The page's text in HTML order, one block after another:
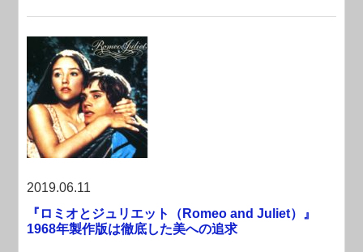
2019.06.11
『ロミオとジュリエット（Romeo and Juliet）』
1968年製作版は徹底した美への追求